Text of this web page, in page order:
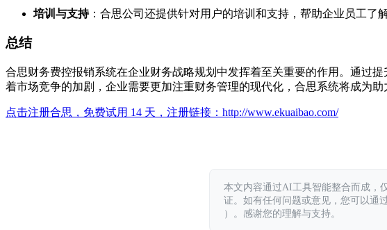
培训与支持：合思公司还提供针对用户的培训和支持，帮助企业员工了
总结
合思财务费控报销系统在企业财务战略规划中发挥着至关重要的作用。通过
着市场竞争的加剧，企业需要更加注重财务管理的现代化，合思系统将成为助
点击注册合思，免费试用 14 天，注册链接： http://www.ekuaibao.com/
本文内容通过AI工具智能整合而成，
证。如有任何问题或意见，您可以通
）。感谢您的理解与支持。